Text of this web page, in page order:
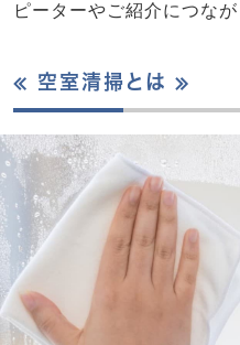
ピーターやご紹介につな
≪ 空室清掃とは ≫